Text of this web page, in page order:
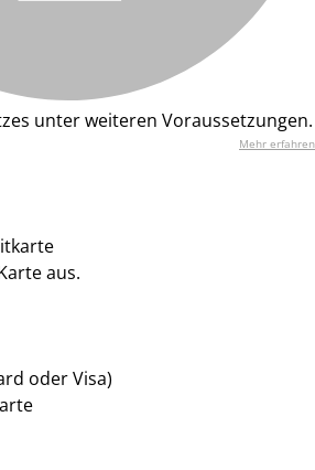
unter weiteren Voraussetzungen.
Mehr erfahren
aus.
oder Visa)